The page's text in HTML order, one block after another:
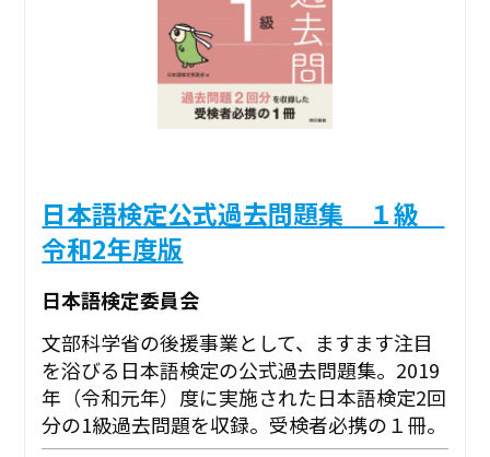
日本語検定公式過去問題集 １級
令和2年度版
日本語検定委員会
文部科学省の後援事業として、ますます注目
を浴びる日本語検定の公式過去問題集。2019
年（令和元年）度に実施された日本語検定2回
分の1級過去問題を収録。受検者必携の１冊。